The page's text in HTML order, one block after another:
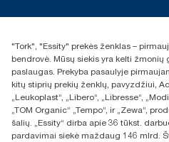
+370 5 268 3455
UAB Essity Lithuania
Naugarduko g. 98
LT-03160 Vilnius, Lietuva
"Tork", "Essity" prekės ženklas –
bendrovė. Mūsų siekis yra kelti žmonių
paslaugas. Prekyba pasaulyje
kitų stiprių prekių ženklų, pavyzdžiui,
„Leukoplast“, „Libero“, „Libresse“,
„TOM Organic“ „Tempo“, ir „Zewa“,
šalių. „Essity“ dirba apie 36 tūkst.
pardavimai siekė maždaug 146 mlrd.